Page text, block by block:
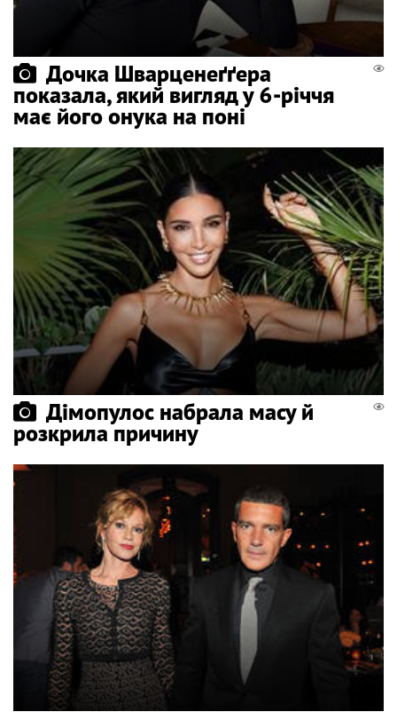
Дочка Шварценеґґера
показала, який вигляд у 6-річчя
має його онука на поні
Дімопулос набрала масу й
розкрила причину